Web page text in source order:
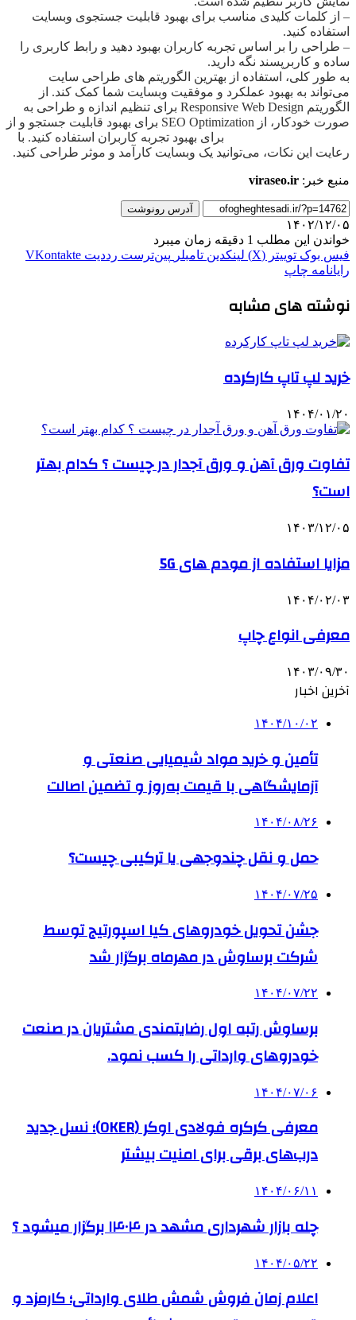
– از کلمات کلیدی مناسب برای بهبود قابلیت جستجوی وبسایت
استفاده کنید.
– طراحی را بر اساس تجربه کاربران بهبود دهید و رابط کاربری را
ساده و کاربرپسند نگه دارید.
به طور کلی، استفاده از بهترین الگوریتم های طراحی سایت
می‌تواند به بهبود عملکرد و موفقیت وبسایت شما کمک کند. از
الگوریتم Responsive Web Design برای تنظیم اندازه و طراحی به
صورت خودکار، از SEO Optimization برای بهبود قابلیت جستجو و از
User Experience Design برای بهبود تجربه کاربران استفاده کنید. با
رعایت این نکات، می‌توانید یک وبسایت کارآمد و موثر طراحی کنید.
منبع خبر: viraseo.ir
آدرس رونوشت
۱۴۰۲/۱۲/۰۵
خواندن این مطلب 1 دقیقه زمان میبرد
فیس بوک توییتر (X) لینکدین ‫تامبلر ‫پین‌ترست ‫رددیت ‫VKontakte
رایانامه چاپ
نوشته های مشابه
خرید لپ تاپ کارکرده
۱۴۰۴/۰۱/۲۰
تفاوت ورق آهن و ورق آجدار در چیست ؟ کدام بهتر
است؟
۱۴۰۳/۱۲/۰۵
مزایا استفاده از مودم های 5G
۱۴۰۴/۰۲/۰۳
معرفی انواع چاپ
۱۴۰۳/۰۹/۳۰
آخرین اخبار
۱۴۰۴/۱۰/۰۲
تأمین و خرید مواد شیمیایی صنعتی و
آزمایشگاهی با قیمت به‌روز و تضمین اصالت
۱۴۰۴/۰۸/۲۶
حمل و نقل چندوجهی یا ترکیبی چیست؟
۱۴۰۴/۰۷/۲۵
جشن تحویل خودروهای کیا اسپورتیج توسط
شرکت برساوش در مهرماه برگزار شد
۱۴۰۴/۰۷/۲۲
برساوش رتبه اول رضایتمندی مشتریان در صنعت
خودروهای وارداتی را کسب نمود.
۱۴۰۴/۰۷/۰۶
معرفی کرکره فولادی اوکر (OKER)؛ نسل جدید
درب‌های برقی برای امنیت بیشتر
۱۴۰۴/۰۶/۱۱
چله بازار شهرداری مشهد در ۱۴۰۴ برگزار میشود ؟
۱۴۰۴/۰۵/۲۲
اعلام زمان فروش شمش طلای وارداتی؛ کارمزد و